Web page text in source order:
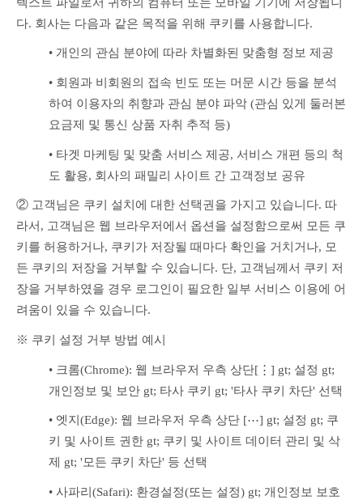
다. 회사는 다음과 같은 목적을 위해 쿠키를 사용합니다.
• 개인의 관심 분야에 따라 차별화된 맞춤형 정보 제공
• 회원과 비회원의 접속 빈도 또는 머문 시간 등을 분석
하여 이용자의 취향과 관심 분야 파악 (관심 있게 둘러본
요금제 및 통신 상품 자취 추적 등)
• 타겟 마케팅 및 맞춤 서비스 제공, 서비스 개편 등의 척
도 활용, 회사의 패밀리 사이트 간 고객정보 공유
② 고객님은 쿠키 설치에 대한 선택권을 가지고 있습니다. 따
라서, 고객님은 웹 브라우저에서 옵션을 설정함으로써 모든 쿠
키를 허용하거나, 쿠키가 저장될 때마다 확인을 거치거나, 모
든 쿠키의 저장을 거부할 수 있습니다. 단, 고객님께서 쿠키 저
장을 거부하였을 경우 로그인이 필요한 일부 서비스 이용에 어
려움이 있을 수 있습니다.
※ 쿠키 설정 거부 방법 예시
• 크롬(Chrome): 웹 브라우저 우측 상단[⋮] gt; 설정 gt;
개인정보 및 보안 gt; 타사 쿠키 gt; '타사 쿠키 차단' 선택
• 엣지(Edge): 웹 브라우저 우측 상단 [⋯] gt; 설정 gt; 쿠
키 및 사이트 권한 gt; 쿠키 및 사이트 데이터 관리 및 삭
제 gt; '모든 쿠키 차단' 등 선택
• 사파리(Safari): 환경설정(또는 설정) gt; 개인정보 보호